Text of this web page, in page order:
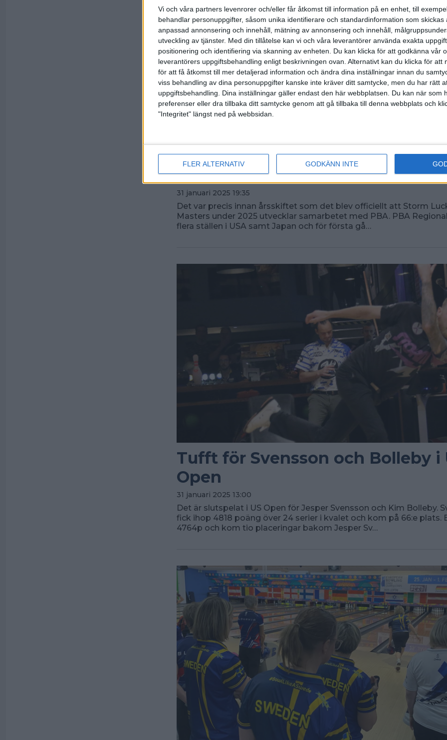
Vi och våra partners levenrorer och/eller får åtkomst till information på en enhet, till
behandlar personuppgifter, såsom unika identifierare och standardinformation som skickas
anpassad annonsering och innehåll, mätning av annonsering och innehåll,
utveckling av tjänster. Med din tillåtelse kan vi och våra leverantörer använda exakta
positionering och identifiering via skanning av enheten. Du kan klicka för att godkänna vår
leverantörers uppgiftsbehandling enligt beskrivningen ovan. Alternativt kan du klicka för att
för att få åtkomst till mer detaljerad information och ändra dina inställningar innan du
viss behandling av dina personuppgifter kanske inte kräver ditt samtycke, men du har rätt
uppgiftsbehandling. Dina inställningar gäller endast den här webbplatsen. Du kan när som
preferenser eller dra tillbaka ditt samtycke genom att gå tillbaka till denna webbplats och
"Integritet" längst ned på webbsidan.
FLER ALTERNATIV GODKÄNN INTE
Premiär för PBA Sweden - så
helgens tävling i Jönköping
31 januari 2025 19:35
Det var precis innan årsskiftet som det blev officiellt att Storm
Masters under 2025 utvecklar samarbetet med PBA. PBA
flera ställen i USA samt Japan och för första gå…
Tufft för Svensson och Bolleby i
Open
31 januari 2025 13:00
Det är slutspelat i US Open för Jesper Svensson och Kim Bolleby.
fick ihop 4818 poäng över 24 serier i kvalet och kom på 66:e plats.
4764p och kom tio placeringar bakom Jesper Sv…